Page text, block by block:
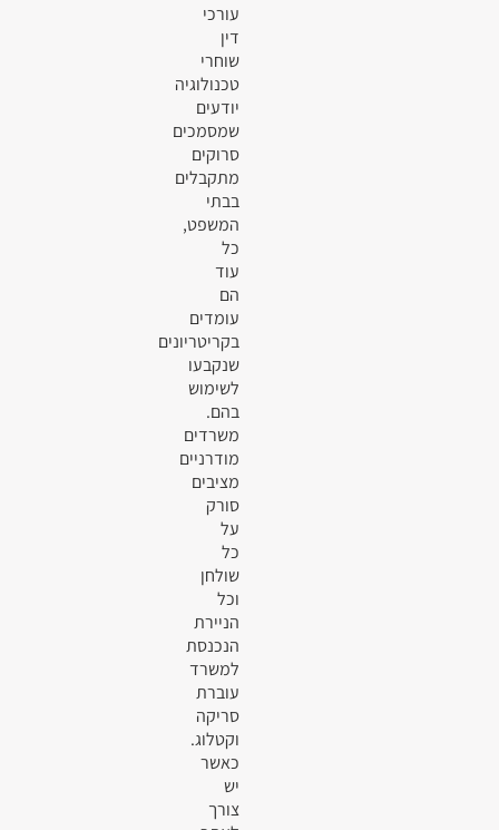
עורכי
דין
שוחרי
טכנולוגיה
יודעים
שמסמכים
סרוקים
מתקבלים
בבתי
המשפט,
כל
עוד
הם
עומדים
בקריטריונים
שנקבעו
לשימוש
בהם.
משרדים
מודרניים
מציבים
סורק
על
כל
שולחן
וכל
הניירת
הנכנסת
למשרד
עוברת
סריקה
וקטלוג.
כאשר
יש
צורך